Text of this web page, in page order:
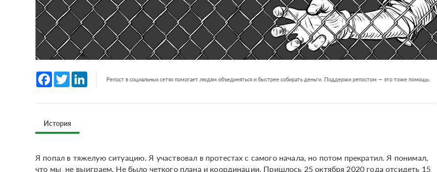
Facebook
Twitter LinkedInРепост в социальных сетях помогает людям объединяться и быстрее собирать деньги. Поддержи репостом — это тоже помощь.
История
Я попал в тяжелую ситуацию. Я участвовал в протестах с самого начала, но потом прекратил. Я понимал,
что мы не выиграем. Не было четкого плана и координации. Пришлось 25 октября 2020 года отсидеть 15